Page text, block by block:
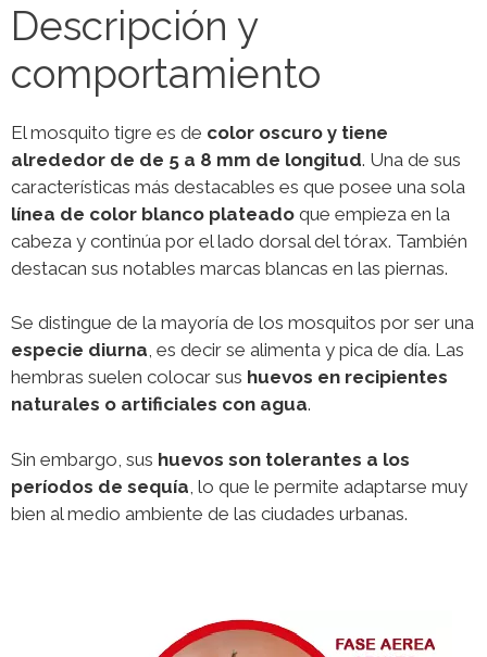
Descripción y
comportamiento
El mosquito tigre es de color oscuro y tiene
alrededor de de 5 a 8 mm de longitud. Una de sus
características más destacables es que posee una sola
línea de color blanco plateado que empieza en la
cabeza y continúa por el lado dorsal del tórax. También
destacan sus notables marcas blancas en las piernas.
Se distingue de la mayoría de los mosquitos por ser una
especie diurna, es decir se alimenta y pica de día. Las
hembras suelen colocar sus huevos en recipientes
naturales o artificiales con agua.
Sin embargo, sus huevos son tolerantes a los
períodos de sequía , lo que le permite adaptarse muy
bien al medio ambiente de las ciudades urbanas.